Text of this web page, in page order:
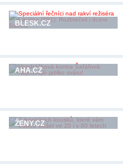
BLESK.CZ
AHA.CZ
ŽENY.CZ